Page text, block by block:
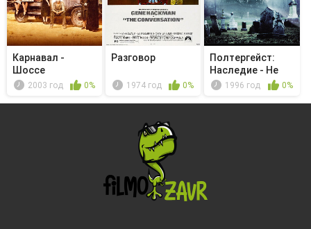
Карнавал -
Шоссе
Линкольна, Юта
2003 год 0%
Разговор
1974 год 0%
Полтергейст:
Наследие - Не
будите спя...
1996 год 0%